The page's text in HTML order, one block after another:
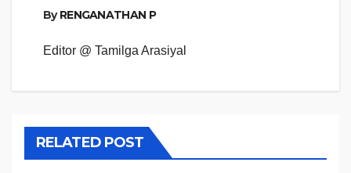
ByRENGANATHAN P
Editor @ Tamilga Arasiyal
RELATED POST